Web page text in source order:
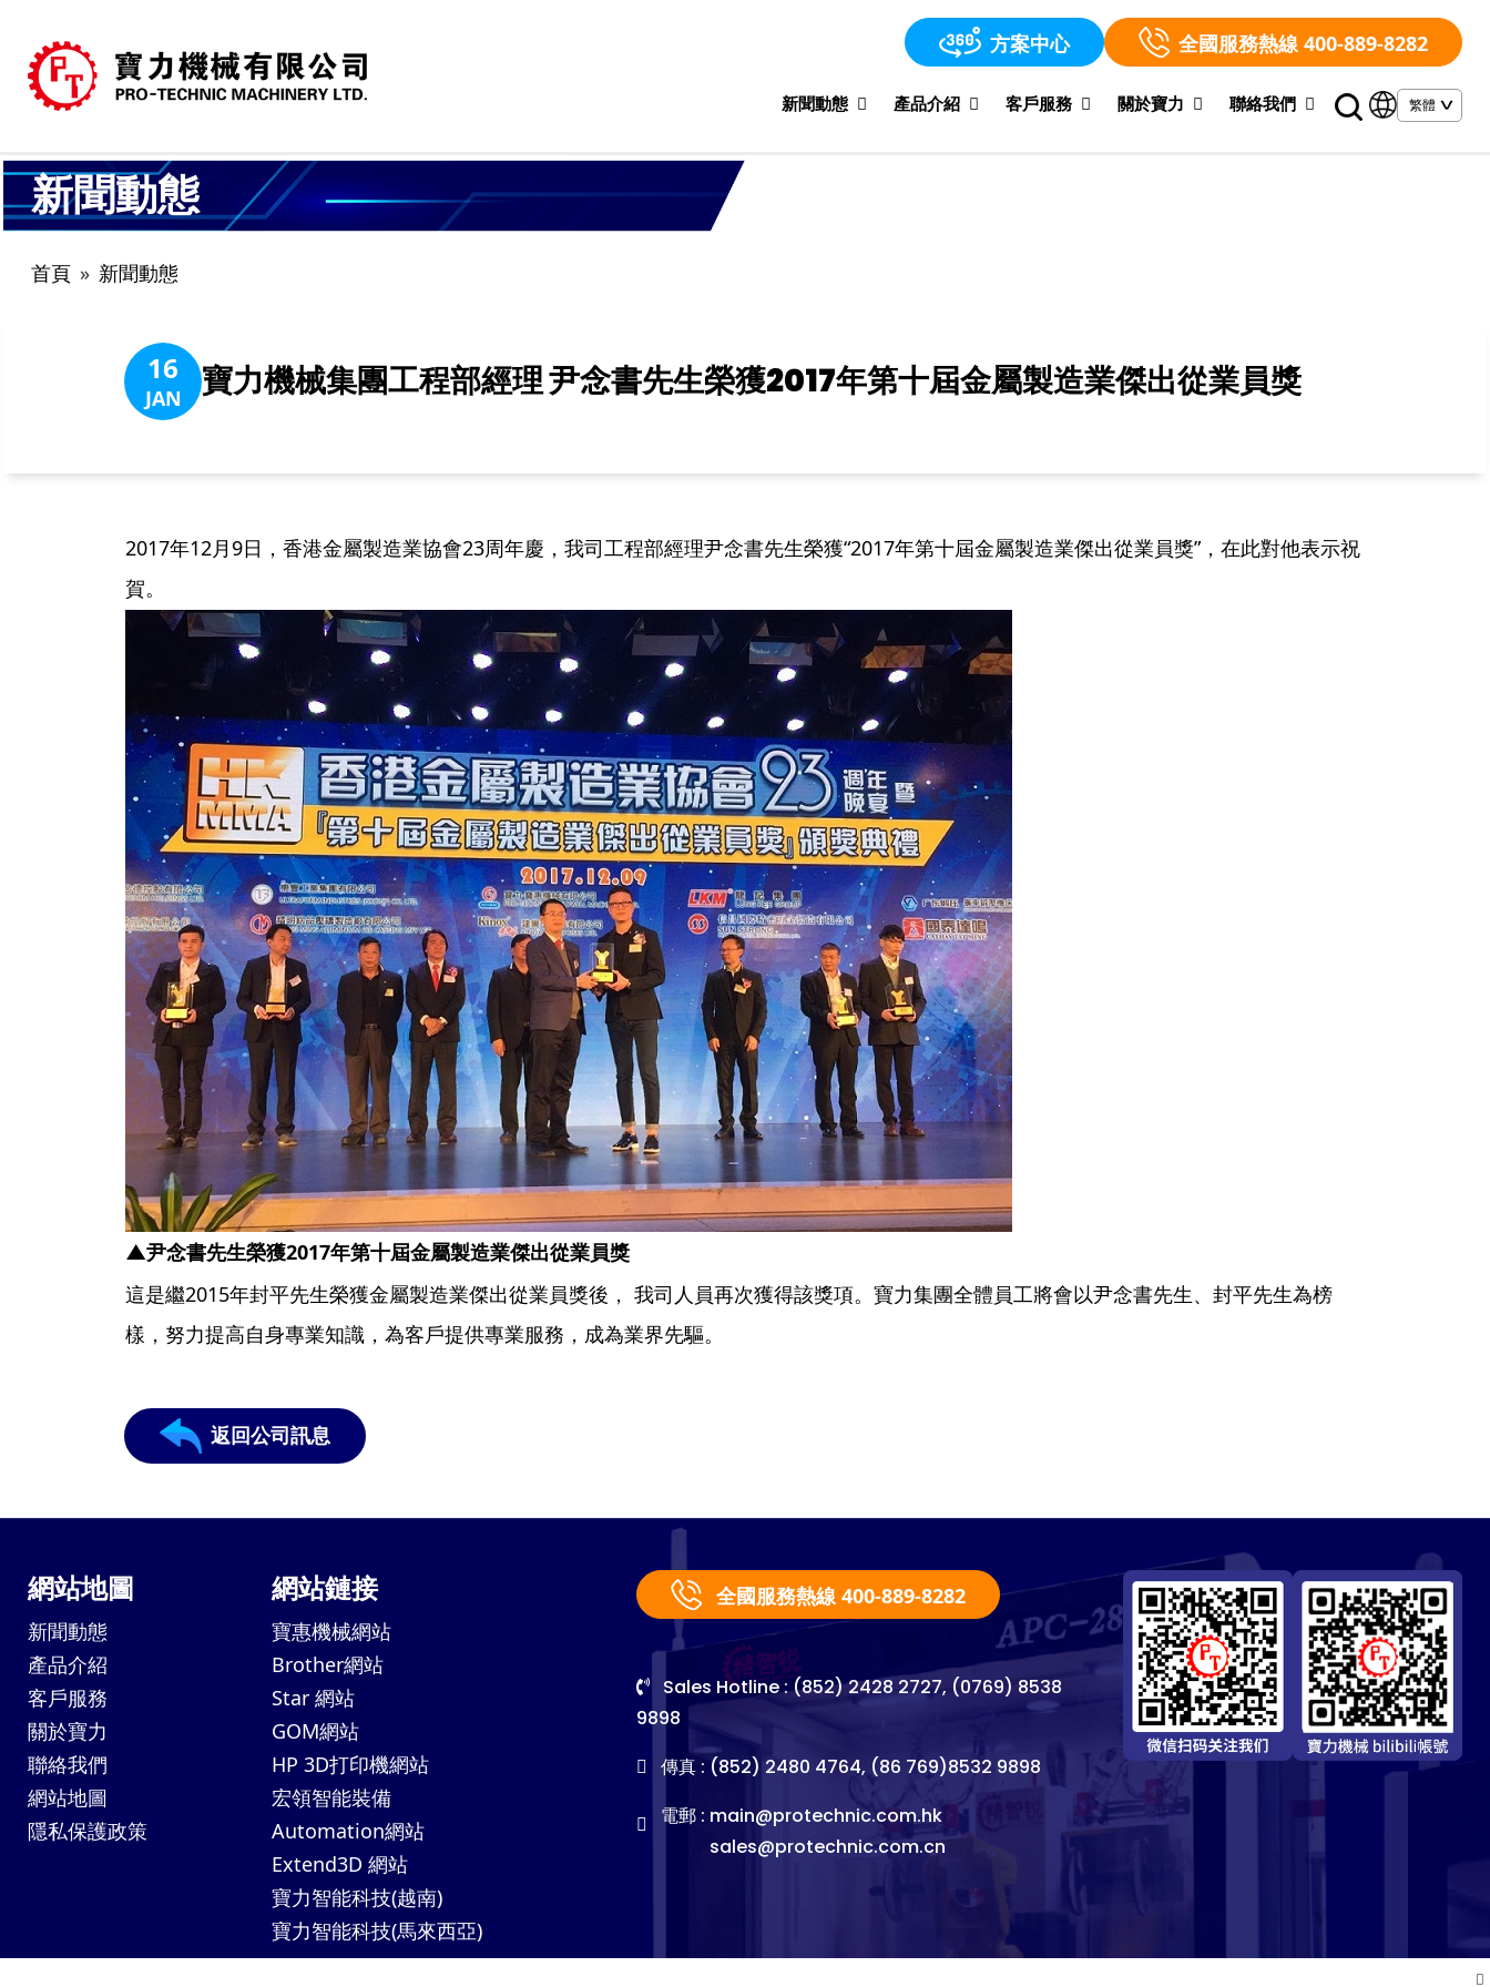
方案中心 全國服務熱線 400-889-8282
新聞動態 產品介紹 客戶服務 關於寶力 聯絡我們
新聞動態
首頁 新聞動態
16
JAN 寶力機械集團工程部經理 尹念書先生榮獲2017年第十屆金屬製造業傑出從業員獎
2017年12月9日，香港金屬製造業協會23周年慶，我司工程部經理尹念書先生榮獲“2017年第十屆金屬製造業傑出從業員獎”，在此對他表示祝
賀。
▲尹念書先生榮獲2017年第十屆金屬製造業傑出從業員獎
這是繼2015年封平先生榮獲金屬製造業傑出從業員獎後， 我司人員再次獲得該獎項。寶力集團全體員工將會以尹念書先生、封平先生為榜
樣，努力提高自身專業知識，為客戶提供專業服務，成為業界先驅。
返回公司訊息
網站地圖
新聞動態
產品介紹
客戶服務
關於寶力
聯絡我們
網站地圖
隱私保護政策
網站鏈接
寶惠機械網站
Brother網站
Star 網站
GOM網站
HP 3D打印機網站
宏領智能裝備
Automation網站
Extend3D 網站
寶力智能科技(越南)
寶力智能科技(馬來西亞)
全國服務熱線 400-889-8282
Sales Hotline : (852) 2428 2727, (0769) 8538
9898
傳真 : (852) 2480 4764, (86 769)8532 9898
電郵 : main@protechnic.com.hk
sales@protechnic.com.cn